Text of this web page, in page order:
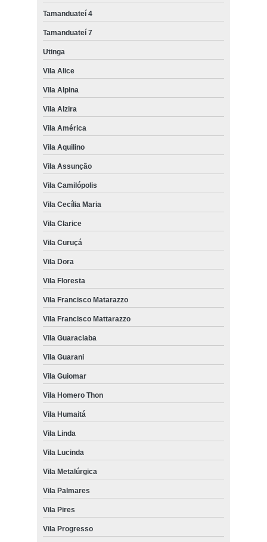
Tamanduateí 4
Tamanduateí 7
Utinga
Vila Alice
Vila Alpina
Vila Alzira
Vila América
Vila Aquilino
Vila Assunção
Vila Camilópolis
Vila Cecília Maria
Vila Clarice
Vila Curuçá
Vila Dora
Vila Floresta
Vila Francisco Matarazzo
Vila Francisco Mattarazzo
Vila Guaraciaba
Vila Guarani
Vila Guiomar
Vila Homero Thon
Vila Humaitá
Vila Linda
Vila Lucinda
Vila Metalúrgica
Vila Palmares
Vila Pires
Vila Progresso